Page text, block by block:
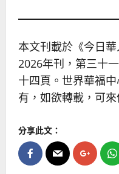
本文刊載於《今日華
2026年刊，第三十
十四頁。世界華福
有，如欲轉載，可來
分享此文：